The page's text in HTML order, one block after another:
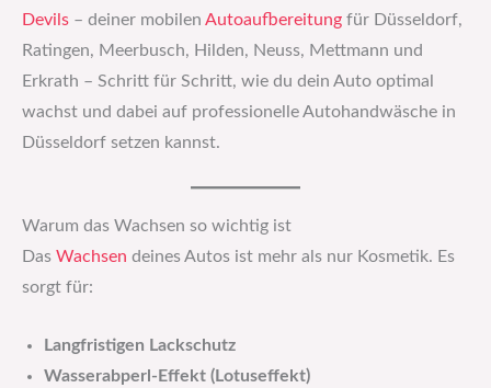
Devils – deiner mobilen Autoaufbereitung für Düsseldorf,
Ratingen, Meerbusch, Hilden, Neuss, Mettmann und
Erkrath – Schritt für Schritt, wie du dein Auto optimal
wachst und dabei auf professionelle Autohandwäsche in
Düsseldorf setzen kannst.
Warum das Wachsen so wichtig ist
Das Wachsen deines Autos ist mehr als nur Kosmetik. Es
sorgt für:
Langfristigen Lackschutz
Wasserabperl-Effekt (Lotuseffekt)